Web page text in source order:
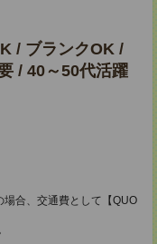
/ ブランクOK /
/ 40～50代活躍
合、交通費として【QUO